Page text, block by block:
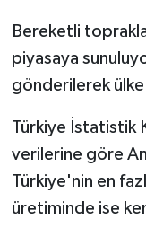
Bereketli
piyasaya
gönderilerek ülke
Türkiye İstatistik
verilerine göre
Türkiye'nin en
üretiminde ise